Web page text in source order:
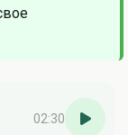
02:30